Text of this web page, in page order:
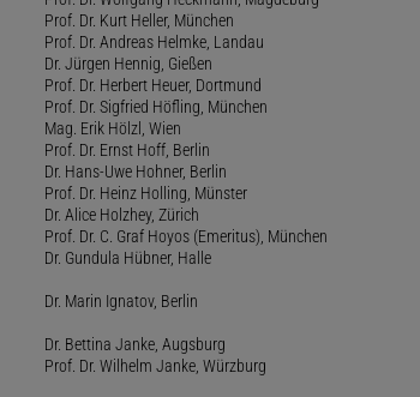
Prof. Dr. Kurt Heller, München
Prof. Dr. Andreas Helmke, Landau
Dr. Jürgen Hennig, Gießen
Prof. Dr. Herbert Heuer, Dortmund
Prof. Dr. Sigfried Höfling, München
Mag. Erik Hölzl, Wien
Prof. Dr. Ernst Hoff, Berlin
Dr. Hans-Uwe Hohner, Berlin
Prof. Dr. Heinz Holling, Münster
Dr. Alice Holzhey, Zürich
Prof. Dr. C. Graf Hoyos (Emeritus), München
Dr. Gundula Hübner, Halle
Dr. Marin Ignatov, Berlin
Dr. Bettina Janke, Augsburg
Prof. Dr. Wilhelm Janke, Würzburg